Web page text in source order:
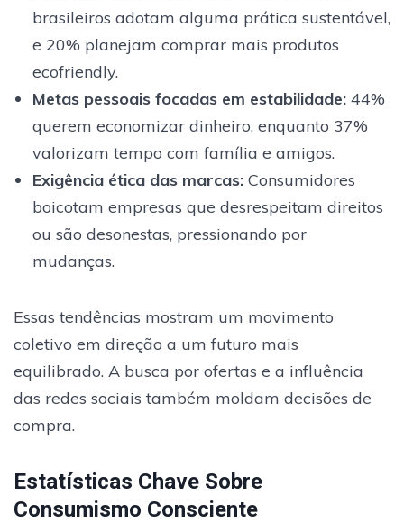
brasileiros adotam alguma prática sustentável,
e 20% planejam comprar mais produtos
ecofriendly.
Metas pessoais focadas em estabilidade:44%
querem economizar dinheiro, enquanto 37%
valorizam tempo com família e amigos.
Exigência ética das marcas:Consumidores
boicotam empresas que desrespeitam direitos
ou são desonestas, pressionando por
mudanças.
Essas tendências mostram um movimento
coletivo em direção a um futuro mais
equilibrado. A busca por ofertas e a influência
das redes sociais também moldam decisões de
compra.
Estatísticas Chave Sobre
Consumismo Consciente